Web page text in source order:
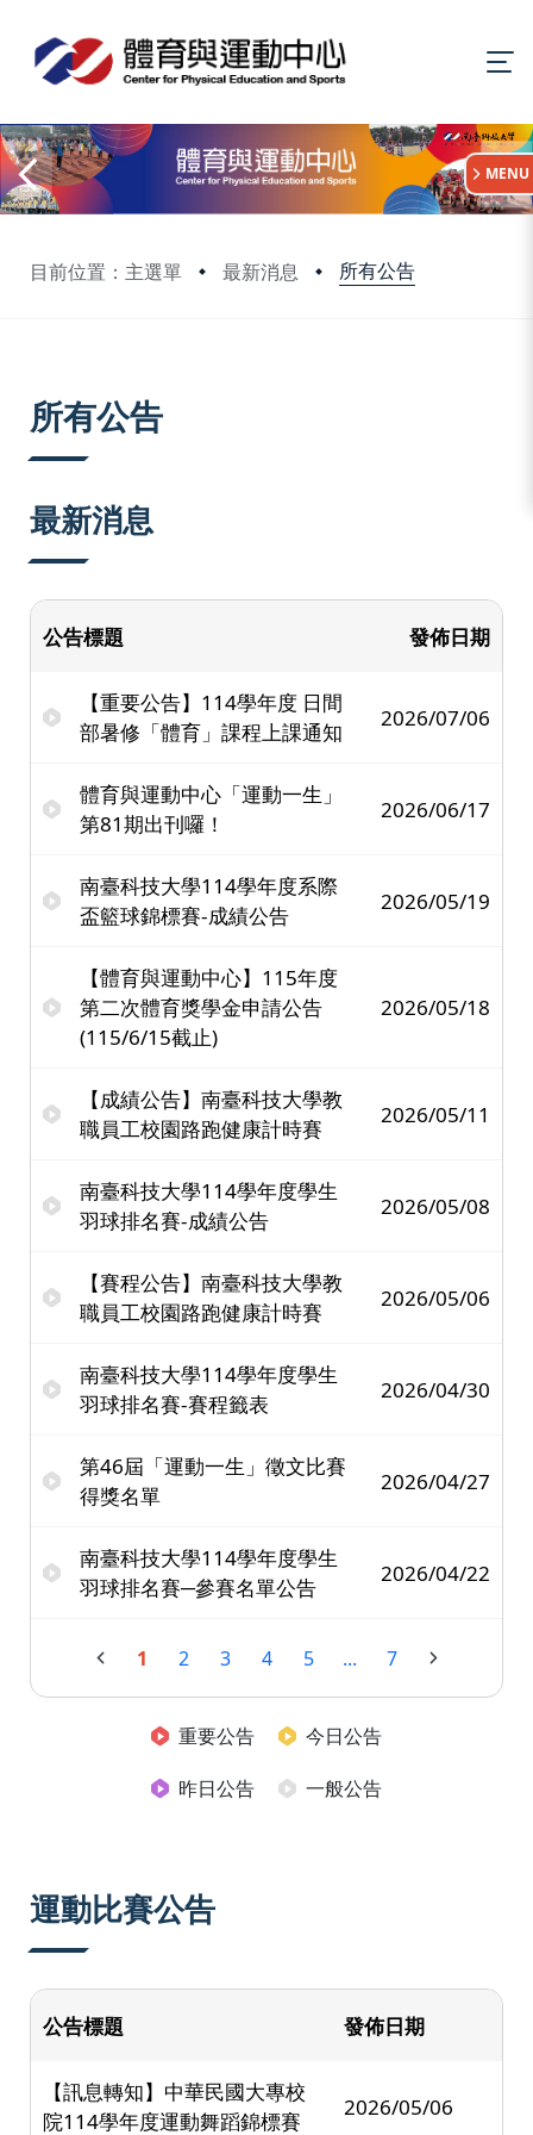
目前位置：主選單 最新消息 所有公告
:::
MENU
所有公告
最新消息
公告標題 發佈日期
【重要公告】114學年度 日間
部暑修「體育」課程上課通知
2026/07/06
體育與運動中心「運動一生」
第81期出刊囉！
2026/06/17
南臺科技大學114學年度系際
盃籃球錦標賽-成績公告
2026/05/19
【體育與運動中心】115年度
第二次體育獎學金申請公告
(115/6/15截止)
2026/05/18
【成績公告】南臺科技大學教
職員工校園路跑健康計時賽
2026/05/11
南臺科技大學114學年度學生
羽球排名賽-成績公告
2026/05/08
【賽程公告】南臺科技大學教
職員工校園路跑健康計時賽
2026/05/06
南臺科技大學114學年度學生
羽球排名賽-賽程籤表
2026/04/30
第46屆「運動一生」徵文比賽
得獎名單
2026/04/27
南臺科技大學114學年度學生
羽球排名賽─參賽名單公告
2026/04/22
1 2 3 4 5 ... 7
重要公告
今日公告
昨日公告
一般公告
運動比賽公告
公告標題 發佈日期
【訊息轉知】中華民國大專校
院114學年度運動舞蹈錦標賽
2026/05/06